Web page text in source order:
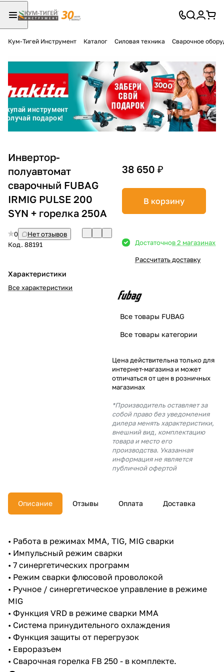
Кум-Тигей Инструмент Каталог Силовая техника Сварочное
Инвертор-
полуавтомат
сварочный FUBAG
IRMIG PULSE 200
SYN + горелка 250A
0
Нет отзывов
Код. 88191
Характеристики
Все характеристики
38 650 ₽
В корзину
Достаточнов 2 магазинах
Рассчитать доставку
Все товары FUBAG
Все товары категории
Цена действительна только для
интернет-магазина и может
отличаться от цен в розничных
магазинах
*Производитель оставляет за
собой право без уведомления
дилера менять характеристики,
внешний вид, комплектацию
товара и место его
производства. Указанная
информация не является
публичной офертой
Описание Отзывы Оплата Доставка
• Работа в режимах MMA, TIG, MIG сварки
• Импульсный режим сварки
• 7 синергетических программ
• Режим сварки флюсовой проволокой
• Ручное / синергетическое управление в режиме
MIG
• Функция VRD в режиме сварки MMA
• Система принудительного охлаждения
• Функция защиты от перегрузок
• Евроразъем
• Сварочная горелка FB 250 - в комплекте.
Разбейте
оплатуна части
без переплат
График платежей
Сегодня
25%
Добавляйте товары
Оплачивайте сегодня только
% картой любого банка
% будут
с вашей карты